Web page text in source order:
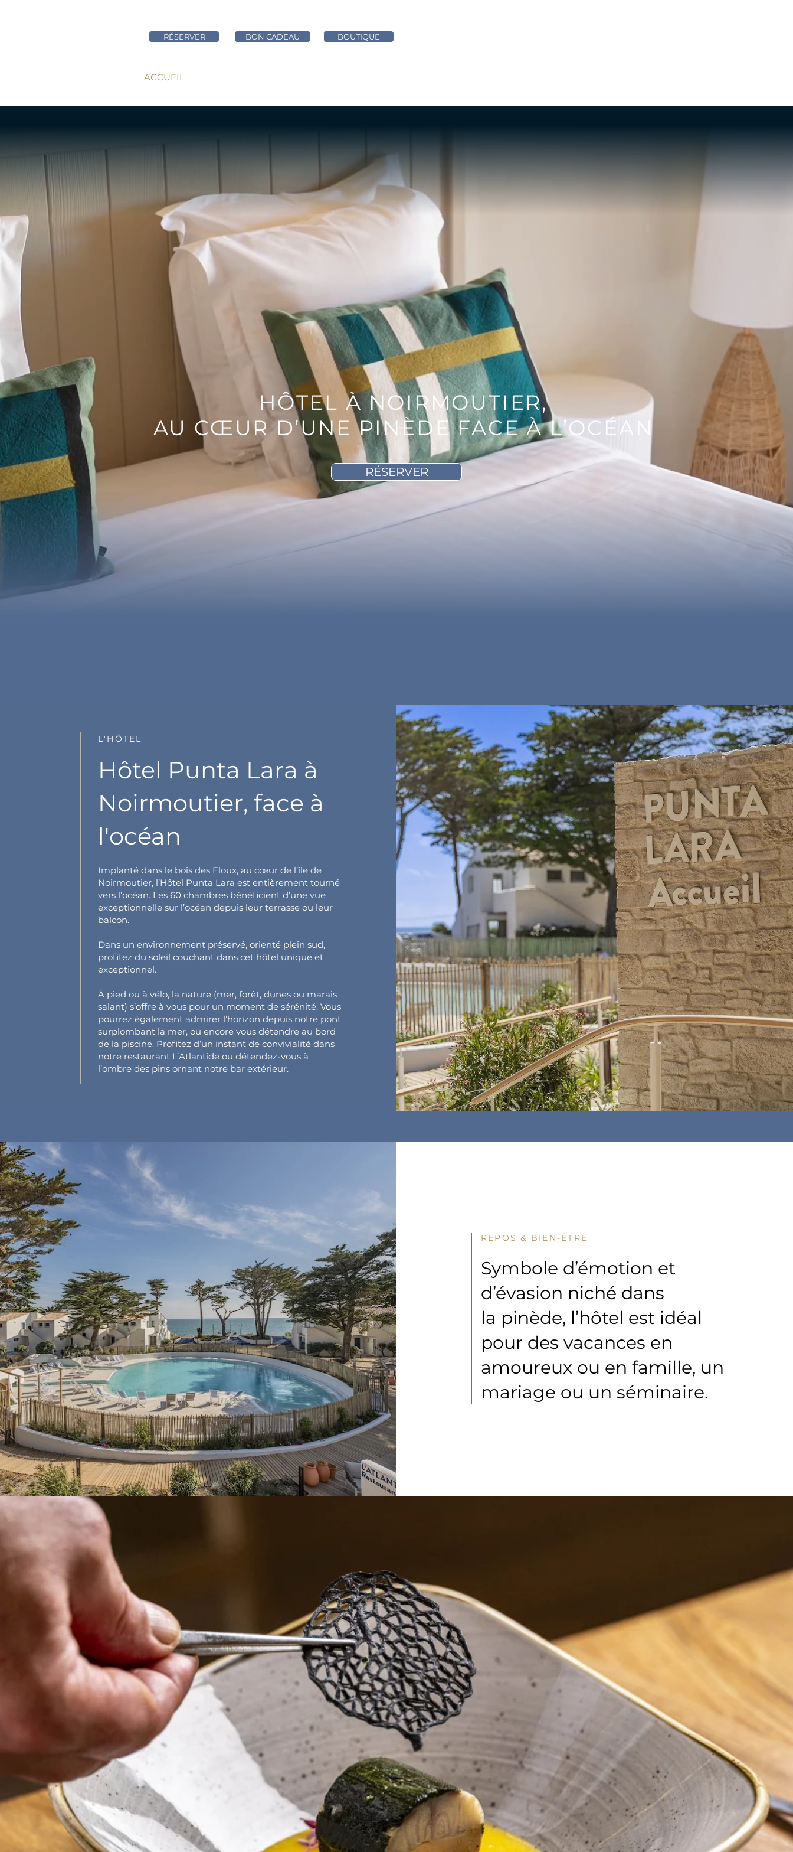
RÉSERVER BON CADEAU BOUTIQUE
ACCUEIL
HÔTEL À NOIRMOUTIER,
AU CŒUR D’UNE PINÈDE FACE À L’OCÉAN
RÉSERVER
L'HÔTEL
Hôtel Punta Lara à
Noirmoutier, face à
l'océan
Implanté dans le bois des Eloux, au cœur de l’île de
Noirmoutier, l’Hôtel Punta Lara est entièrement tourné
vers l’océan. Les 60 chambres bénéficient d’une vue
exceptionnelle sur l’océan depuis leur terrasse ou leur
balcon.
Dans un environnement préservé, orienté plein sud,
profitez du soleil couchant dans cet hôtel unique et
exceptionnel.
À pied ou à vélo, la nature (mer, forêt, dunes ou marais
salant) s’offre à vous pour un moment de sérénité. Vous
pourrez également admirer l’horizon depuis notre pont
surplombant la mer, ou encore vous détendre au bord
de la piscine. Profitez d’un instant de convivialité dans
notre restaurant L’Atlantide ou détendez-vous à
l’ombre des pins ornant notre bar extérieur.
REPOS & BIEN-ÊTRE
Symbole d’émotion et
d’évasion niché dans
la pinède, l’hôtel est idéal
pour des vacances en
amoureux ou en famille, un
mariage ou un séminaire.
LE RESTAURANT «ATLANTIDE»
Pour un dîner , un
repas d'affaires ou
simplement savourer
un moment gourmand
Plongez dans une expérience culinaire
exquise où les saveurs locales se marient à
une ambiance élégante. Notre carte raffinée
met en valeur des produits locaux, frais et
saisonniers, soigneusement sélectionnés pour
éveiller vos papilles.
Détendez-vous dans un cadre chaleureux, et
profitez d’un instant de convivialité.